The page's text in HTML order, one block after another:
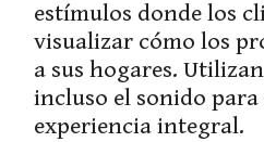
estímulos donde los
visualizar cómo los
a sus hogares.
incluso el sonido
experiencia integral.